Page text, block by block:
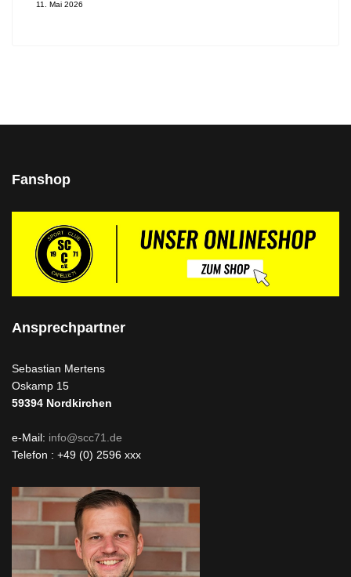
11. Mai 2026
Fanshop
Ansprechpartner
Sebastian Mertens
Oskamp 15
59394 Nordkirchen
e-Mail: info@scc71.de
Telefon : +49 (0) 2596 xxx